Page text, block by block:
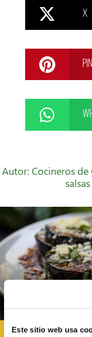
Este sitio web usa
X
Autor: Cocineros de